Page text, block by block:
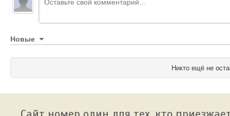
Новые
Никто ещё не